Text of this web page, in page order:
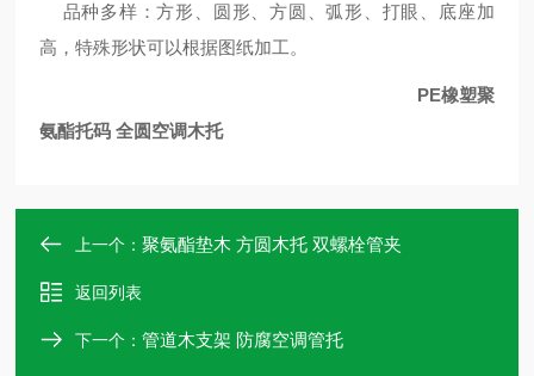
品种多样：方形、圆形、方圆、弧形、打眼、底座加
高，特殊形状可以根据图纸加工。
PE橡塑聚
氨酯托码 全圆空调木托
上一个：聚氨酯垫木 方圆木托 双螺栓管夹
返回列表
下一个：管道木支架 防腐空调管托